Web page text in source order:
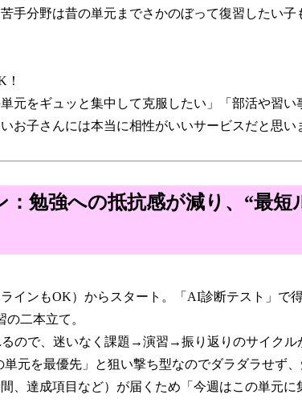
手分野は昔の単元までさかのぼって復習したい子
元をギュッと集中して克服したい」「部活や習
お子さんには本当に相性がいいサービスだと思い
勉強への抵抗感が減り、“最短
インもOK）からスタート。「AI診断テスト」で
二本立て。
ので、迷いなく課題→演習→振り返りのサイクル
元を最優先」と狙い撃ち型なのでダラダラせず、
、達成項目など）が届くため「今週はこの単元に